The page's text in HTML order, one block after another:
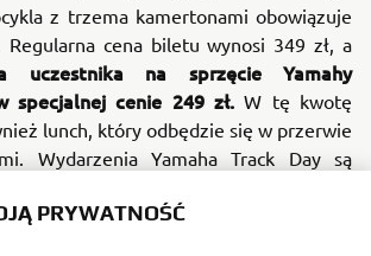
z trzema kamertonami obowiązuje
Regularna cena biletu wynosi 349 zł, a
uczestnika na sprzęcie Yamahy
specjalnej cenie 249 zł. W tę kwotę
lunch, który odbędzie się w przerwie
Wydarzenia Yamaha Track Day są
PRYWATNOŚĆ